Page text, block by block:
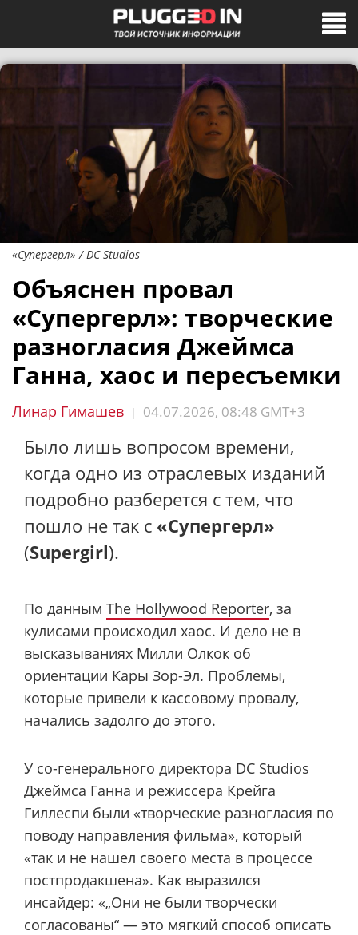
«Супергерл» / DC Studios
Объяснен провал
«Супергерл»: творческие
разногласия Джеймса
Ганна, хаос и пересъемки
Линар Гимашев | 04.07.2026, 08:48 GMT+3
Было лишь вопросом времени,
когда одно из отраслевых изданий
подробно разберется с тем, что
пошло не так с «Супергерл»
(Supergirl).
По данным The Hollywood Reporter, за
кулисами происходил хаос. И дело не в
высказываниях Милли Олкок об
ориентации Кары Зор-Эл. Проблемы,
которые привели к кассовому провалу,
начались задолго до этого.
У со-генерального директора DC Studios
Джеймса Ганна и режиссера Крейга
Гиллеспи были «творческие разногласия по
поводу направления фильма», который
«так и не нашел своего места в процессе
постпродакшена». Как выразился
инсайдер: «„Они не были творчески
согласованы“ — это мягкий способ описать